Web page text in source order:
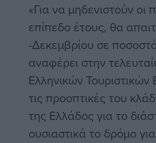
«Για να μηδενιστούν
επίπεδο έτους, θα
-Δεκεμβρίου σε ποσοστό
αναφέρει στην
Ελληνικών
τις προοπτικές του
της Ελλάδος για το
ουσιαστικά το δρόμο